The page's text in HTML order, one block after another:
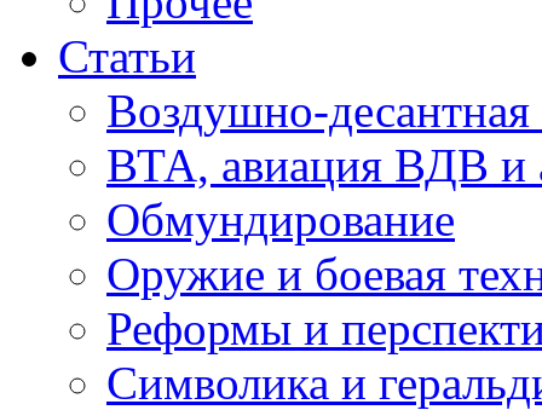
Статьи
Воздушно-десантная
ВТА, авиация ВДВ и
Обмундирование
Оружие и боевая
Реформы и
Символика и